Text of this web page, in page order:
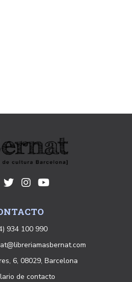
934 100 990
6, 08029, Barcelona
de contacto